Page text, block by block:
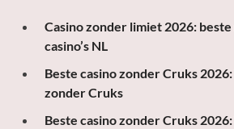
Casino zonder limiet 2026:
casino’s NL
Beste casino zonder Cruks
zonder Cruks
Beste casino zonder Cruks